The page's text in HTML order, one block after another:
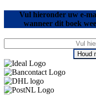
Vul hieronder uw e-
wanneer dit boek
Houd